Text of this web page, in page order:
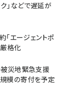
」などで遅延が
エージェントポ
格化
被災地緊急支援
模の寄付を予定